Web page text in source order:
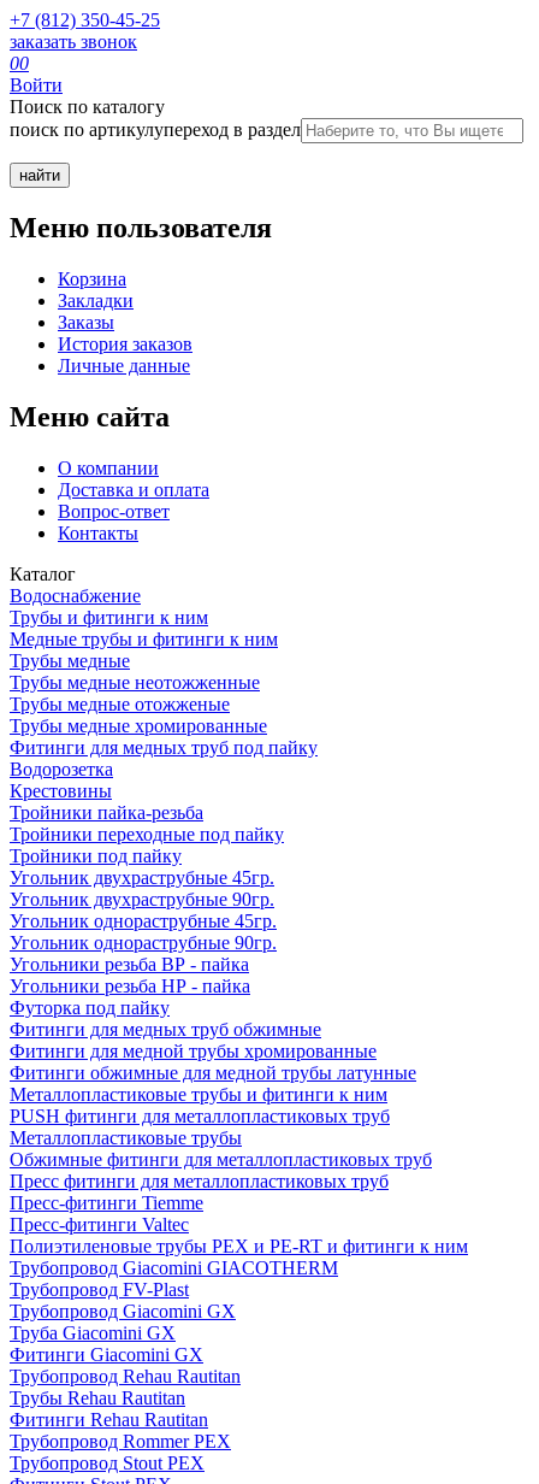
+7 (812) 350-45-25
заказать звонок
00
Войти
Поиск по каталогу
поиск по артикулупереход в раздел
Меню пользователя
Корзина
Закладки
Заказы
История заказов
Личные данные
Меню сайта
О компании
Доставка и оплата
Вопрос-ответ
Контакты
Каталог
Водоснабжение
Трубы и фитинги к ним
Медные трубы и фитинги к ним
Трубы медные
Трубы медные неотожженные
Трубы медные отожженые
Трубы медные хромированные
Фитинги для медных труб под пайку
Водорозетка
Крестовины
Тройники пайка-резьба
Тройники переходные под пайку
Тройники под пайку
Угольник двухраструбные 45гр.
Угольник двухраструбные 90гр.
Угольник однораструбные 45гр.
Угольник однораструбные 90гр.
Угольники резьба ВР - пайка
Угольники резьба НР - пайка
Футорка под пайку
Фитинги для медных труб обжимные
Фитинги для медной трубы хромированные
Фитинги обжимные для медной трубы латунные
Металлопластиковые трубы и фитинги к ним
PUSH фитинги для металлопластиковых труб
Металлопластиковые трубы
Обжимные фитинги для металлопластиковых труб
Пресс фитинги для металлопластиковых труб
Пресс-фитинги Tiemme
Пресс-фитинги Valtec
Полиэтиленовые трубы PEX и PE-RT и фитинги к ним
Трубопровод Giacomini GIACOTHERM
Трубопровод FV-Plast
Трубопровод Giacomini GX
Труба Giacomini GX
Фитинги Giacomini GX
Трубопровод Rehau Rautitan
Трубы Rehau Rautitan
Фитинги Rehau Rautitan
Трубопровод Rommer PEX
Трубопровод Stout PEX